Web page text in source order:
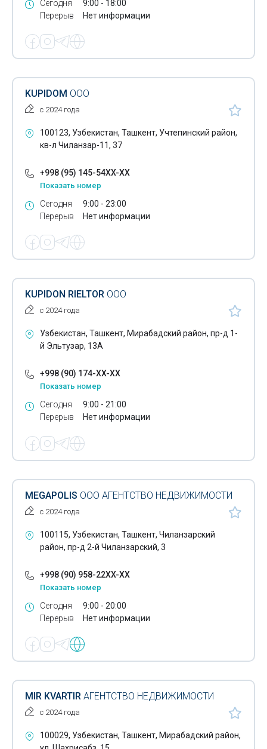
Сегодня
Перерыв
9:00 - 18:00
Нет информации
KUPIDOM ООО
с 2024 года
100123, Узбекистан, Ташкент, Учтепинский район,
кв-л Чиланзар-11, 37
+998 (95) 145-54XX-XX
Показать номер
Сегодня
Перерыв
9:00 - 23:00
Нет информации
KUPIDON RIELTOR ООО
с 2024 года
Узбекистан, Ташкент, Мирабадский район, пр-д 1-
й Эльтузар, 13А
+998 (90) 174-XX-XX
Показать номер
Сегодня
Перерыв
9:00 - 21:00
Нет информации
MEGAPOLIS ООО АГЕНТСТВО НЕДВИЖИМОСТИ
с 2024 года
100115, Узбекистан, Ташкент, Чиланзарский
район, пр-д 2-й Чиланзарский, 3
+998 (90) 958-22XX-XX
Показать номер
Сегодня
Перерыв
9:00 - 20:00
Нет информации
MIR KVARTIR АГЕНТСТВО НЕДВИЖИМОСТИ
с 2024 года
100029, Узбекистан, Ташкент, Мирабадский район,